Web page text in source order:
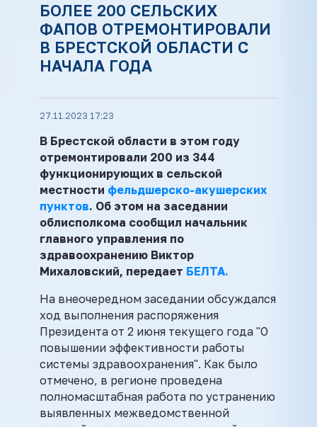
БОЛЕЕ 200 СЕЛЬСКИХ
ФАПОВ ОТРЕМОНТИРОВАЛИ
В БРЕСТСКОЙ ОБЛАСТИ С
НАЧАЛА ГОДА
27.11.2023 17:23
В Брестской области в этом году
отремонтировали 200 из 344
функционирующих в сельской
местности фельдшерско-акушерских
пунктов. Об этом на заседании
облисполкома сообщил начальник
главного управления по
здравоохранению Виктор
Михаловский, передает БЕЛТА.
На внеочередном заседании обсуждался
ход выполнения распоряжения
Президента от 2 июня текущего года "О
повышении эффективности работы
системы здравоохранения". Как было
отмечено, в регионе проведена
полномасштабная работа по устранению
выявленных межведомственной